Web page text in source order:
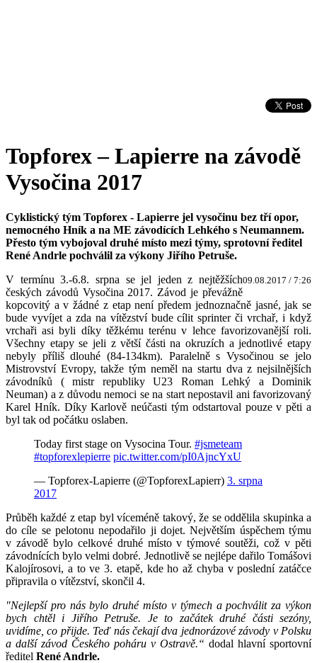
Topforex – Lapierre na závodě
Vysočina 2017
Cyklistický tým Topforex - Lapierre jel vysočinu bez tří opor,
nemocného Hník a na ME závodících Lehkého s Neumannem.
Přesto tým vybojoval druhé místo mezi týmy, sprotovní ředitel
René Andrle pochválil za výkony Jiřího Petruše.
09.08.2017 / 7:26
V termínu 3.-6.8. srpna se jel jeden z nejtěžších
českých závodů Vysočina 2017. Závod je převážně
kopcovitý a v žádné z etap není předem jednoznačně jasné, jak se
bude vyvíjet a zda na vítězství bude cílit sprinter či vrchař, i když
vrchaři asi byli díky těžkému terénu v lehce favorizovanější roli.
Všechny etapy se jeli z větší části na okruzích a jednotlivé etapy
nebyly příliš dlouhé (84-134km). Paralelně s Vysočinou se jelo
Mistrovství Evropy, takže tým neměl na startu dva z nejsilnějších
závodníků ( mistr republiky U23 Roman Lehký a Dominik
Neuman) a z důvodu nemoci se na start nepostavil ani favorizovaný
Karel Hník. Díky Karlově neúčasti tým odstartoval pouze v pěti a
byl tak od počátku oslaben.
Today first stage on Vysocina Tour. #jsmeteam
#topforexlepierre pic.twitter.com/pI0AjncYxU
— Topforex-Lapierre (@TopforexLapierr) 3. srpna
2017
Průběh každé z etap byl víceméně takový, že se oddělila skupinka a
do cíle se pelotonu nepodařilo ji dojet. Největším úspěchem týmu
v závodě bylo celkové druhé místo v týmové soutěži, což v pěti
závodnících bylo velmi dobré. Jednotlivě se nejlépe dařilo Tomášovi
Kalojírosovi, a to ve 3. etapě, kde ho až chyba v poslední zatáčce
připravila o vítězství, skončil 4.
"Nejlepší pro nás bylo druhé místo v týmech a pochválit za výkon
bych chtěl i Jiřího Petruše. Je to začátek druhé části sezóny,
uvidíme, co přijde. Teď nás čekají dva jednorázové závody v Polsku
a další závod Českého poháru v Ostravě.“ dodal hlavní sportovní
ředitel René Andrle.